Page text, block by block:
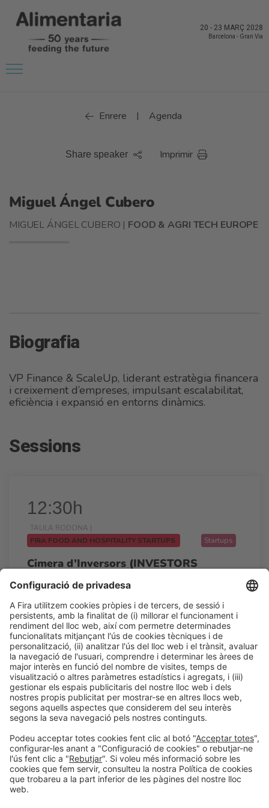
20 - 23 MARÇ 2028
Barcelona - Gran Via
Enrere | Agenda
Share speaker Imprimir
Miguel Ángel Cubero
MIGUEL ÁNGEL CUBERO | FOOD & AGRI TECH EUROPE
Biografia
VP Finance & ScaleUp, liderant estratègia financera
i creixement d’empreses, impulsant escalabilitat,
eficiència i expansió en entorns dinàmics.
Sessions
12:30h
TAULA RODONA |
FIRA FOOD AND HOSPITALITY STARTUPS
Startups
Cimera d’Inversors (INVESTORS
Summit)
Dc 25 12:30h - 13:15h
Pitching point
Accés lliure
LLegir més